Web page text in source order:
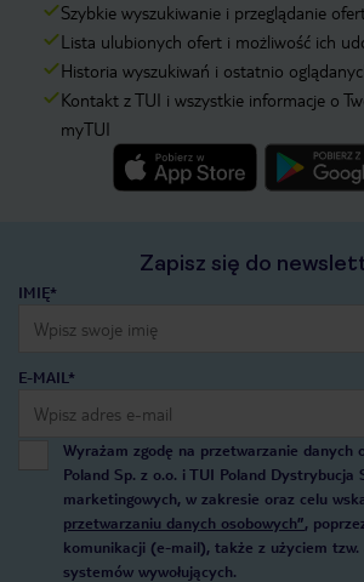
Szybkie wyszukiwanie i przeglądanie
Lista ulubionych ofert i możliwość ich
Historia wyszukiwań i ostatnio
Kontakt z TUI i wszystkie informacje o
myTUI
Zapisz się do
IMIĘ*
E-MAIL*
Wyrażam zgodę na przetwarzanie danych
Poland Sp. z o.o. i TUI Poland Dystrybucja
marketingowych, w zakresie oraz celu
przetwarzaniu danych osobowych”,
komunikacji (e-mail), także z użyciem
systemów wywołujących.